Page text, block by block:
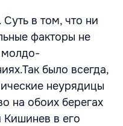
в том, что ни
факторы не
было всегда,
неурядицы
на обоих берегах
Кишинев в его